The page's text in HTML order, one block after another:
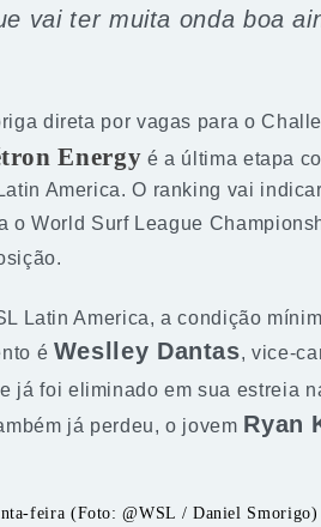
vai ter muita onda boa
direta por vagas para o
Energy é a última etapa
America. O ranking vai
World Surf League
Latin America, a condição
é Weslley Dantas, vice-
já foi eliminado em sua estreia
já perdeu, o jovem Ryan
feira (Foto: @WSL / Daniel Smorigo)